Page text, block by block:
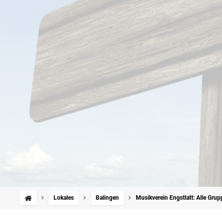
Lokales Balingen Musikverein Engstlatt: Alle